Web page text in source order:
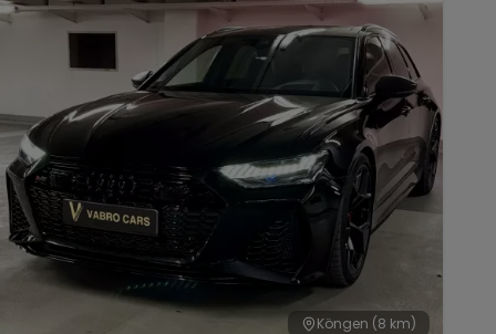
Köngen (8 km)